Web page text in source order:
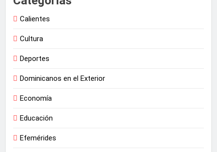
Calientes
Cultura
Deportes
Dominicanos en el Exterior
Economía
Educación
Efemérides